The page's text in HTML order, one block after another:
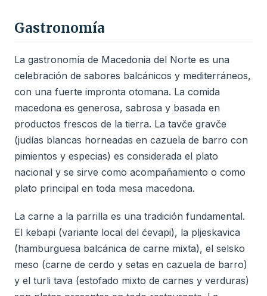
Gastronomía
La gastronomía de Macedonia del Norte es una
celebración de sabores balcánicos y mediterráneos,
con una fuerte impronta otomana. La comida
macedona es generosa, sabrosa y basada en
productos frescos de la tierra. La tavče gravče
(judías blancas horneadas en cazuela de barro con
pimientos y especias) es considerada el plato
nacional y se sirve como acompañamiento o como
plato principal en toda mesa macedona.
La carne a la parrilla es una tradición fundamental.
El kebapi (variante local del ćevapi), la pljeskavica
(hamburguesa balcánica de carne mixta), el selsko
meso (carne de cerdo y setas en cazuela de barro)
y el turli tava (estofado mixto de carnes y verduras)